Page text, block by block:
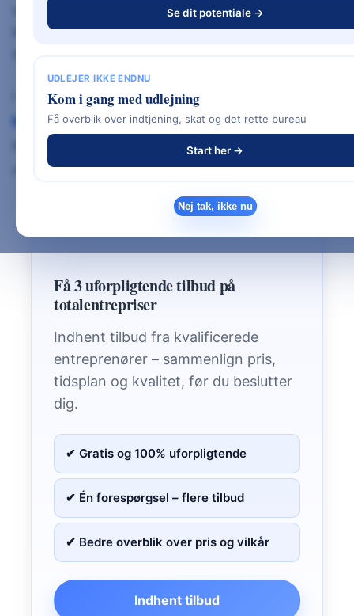
Se dit potentiale →
UDLEJER IKKE ENDNU
Kom i gang med udlejning
Få overblik over indtjening, skat og det rette bureau
Start her →
Nej tak, ikke nu
udtryk, men giver også praktiske fordele som
læfyldt terrasse, bedre lysindfald og en naturlig
I dag er vinkelhuset en af de
hustyper i Danmark– særligt blandt familier, der
og ønsker en planløsning,
der forener privatliv, funktion og design.
Få 3 uforpligtende tilbud på
totalentrepriser
Indhent tilbud fra kvalificerede
entreprenører – sammenlign pris,
tidsplan og kvalitet, før du beslutter
dig.
✔ Gratis og 100% uforpligtende
✔ Én forespørgsel – flere tilbud
✔ Bedre overblik over pris og vilkår
Indhent tilbud